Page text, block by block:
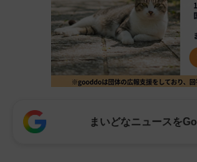
まいどなニュースを